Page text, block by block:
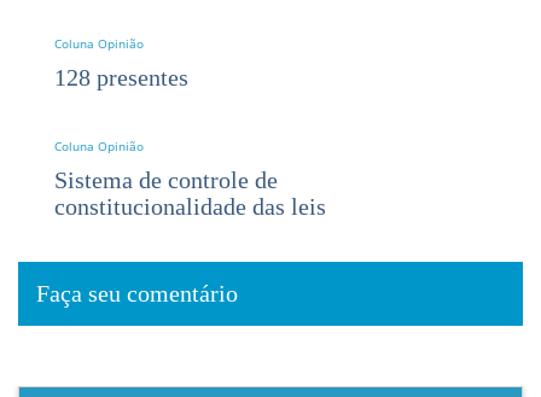
Coluna Opinião
128 presentes
Coluna Opinião
Sistema de controle de
constitucionalidade das leis
Faça seu comentário